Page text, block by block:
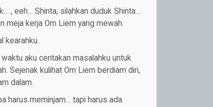
, eeh… Shinta, silahkan duduk Shinta…
meja kerja Om Liem yang mewah.
kearahku.
aku ceritakan masalahku untuk
Sejenak kulihat Om Liem berdiam diri,
dalam.
harus meminjam… tapi harus ada